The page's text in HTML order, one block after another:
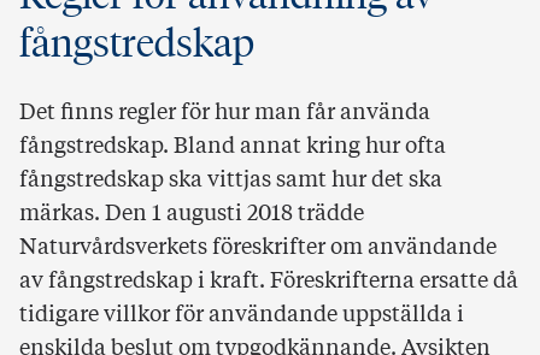
fångstredskap
Det finns regler för hur man får använda
fångstredskap. Bland annat kring hur ofta
fångstredskap ska vittjas samt hur det ska
märkas. Den 1 augusti 2018 trädde
Naturvårdsverkets föreskrifter om användande
av fångstredskap i kraft. Föreskrifterna ersatte då
tidigare villkor för användande uppställda i
enskilda beslut om typgodkännande. Avsikten